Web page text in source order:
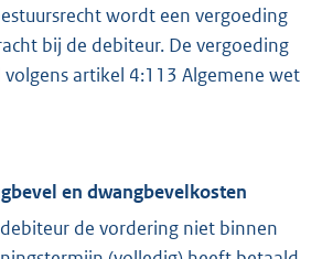
wordt een vergoeding
bij de debiteur. De vergoeding
artikel 4:113 Algemene wet
en dwangbevelkosten
de vordering niet binnen